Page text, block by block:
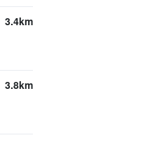
3.4km
3.8km